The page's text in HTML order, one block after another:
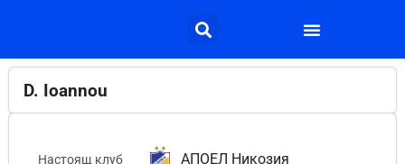
D. Ioannou
Настоящ клуб АПОЕЛ Никозия